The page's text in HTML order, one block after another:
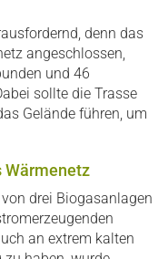
denn das
angeschlossen,
und 46
sollte die Trasse
Gelände führen, um
Wärmenetz
drei Biogasanlagen
an extrem kalten